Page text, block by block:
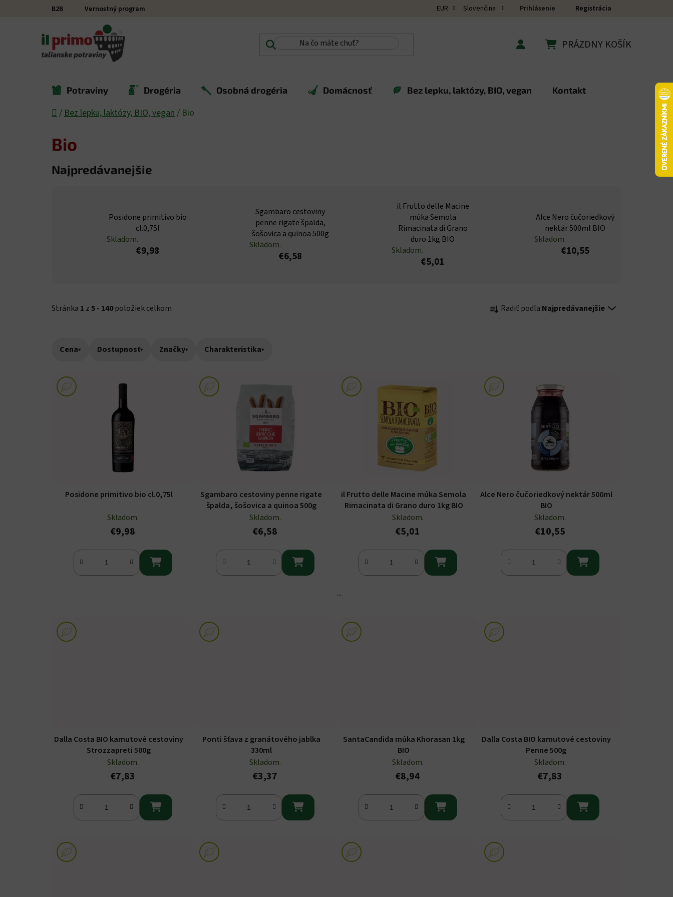
Prejsť na obsahB2B Vernostný program EUR Slovenčina Prihlásenie Registrácia
PRÁZDNY KOŠÍK
Potraviny Drogéria Osobná drogéria Domácnosť Bez lepku, laktózy, BIO, vegan Kontakt
Domov
/ Bez lepku, laktózy, BIO, vegan / Bio
Bio
Najpredávanejšie
Posidone primitivo bio
cl.0,75l
Skladom.
€9,98
Sgambaro cestoviny
penne rigate špalda,
šošovica a quinoa 500g
Skladom.
€6,58
il Frutto delle Macine
múka Semola
Rimacinata di Grano
duro 1kg BIO
Skladom.
€5,01
Alce Nero čučoriedkový
nektár 500ml BIO
Skladom.
€10,55
Stránka 1 z5- 140položiek celkom Radiť podľa:Najpredávanejšie
Cena▾ Dostupnosť▾ Značky▾ Charakteristika▾
Posidone primitivo bio cl.0,75l
Skladom.
€9,98

Sgambaro cestoviny penne rigate
špalda, šošovica a quinoa 500g
Skladom.
€6,58

il Frutto delle Macine múka Semola
Rimacinata di Grano duro 1kg BIO
Skladom.
€5,01

...
Alce Nero čučoriedkový nektár 500ml
BIO
Skladom.
€10,55

Dalla Costa BIO kamutové cestoviny
Strozzapreti 500g
Skladom.
€7,83

Ponti šťava z granátového jablka
330ml
Skladom.
€3,37

SantaCandida múka Khorasan 1kg
BIO
Skladom.
€8,94

Dalla Costa BIO kamutové cestoviny
Penne 500g
Skladom.
€7,83
